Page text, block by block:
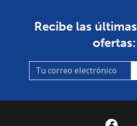
Recibe las
ofertas: